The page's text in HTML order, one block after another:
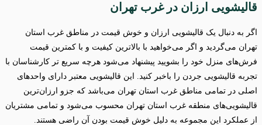
قالیشویی ارزان در غرب تهران
اگر به دنبال یک قالیشویی ارزان و خوش قیمت در مناطق غرب استان
تهران می‌گردید و اگر می‌خواهید با بالاترین کیفیت و با کمترین قیمت
فرش‌های منزل خود را بشویید پیشنهاد می‌شود هرچه سریع تر کارشناسان با
تجربه قالیشویی جردن را باخبر کنید. این قالیشویی معتبر دارای واحدهای
اصلی در تمامی مناطق غرب استان تهران می‌باشد که جزو ارزان‌ترین
قالیشویی‌های منطقه غرب استان تهران محسوب می‌شود و تمامی مشتریان
از عملکرد این مجموعه به دلیل خوش قیمت بودن آن راضی هستند.